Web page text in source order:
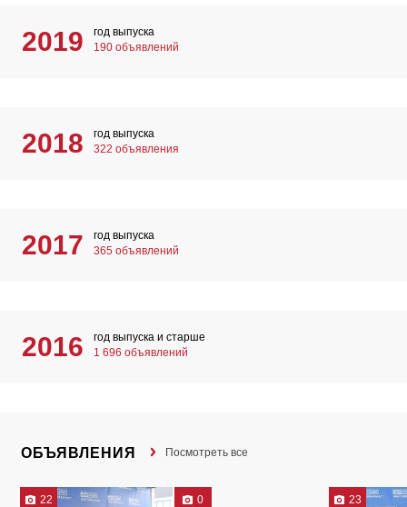
2019
год выпуска
190 объявлений
2018
год выпуска
322 объявления
2017
год выпуска
365 объявлений
2016
год выпуска и старше
1 696 объявлений
ОБЪЯВЛЕНИЯ Посмотреть все
22 0 23